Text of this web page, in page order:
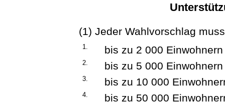
(1) Jeder Wahlvorschlag
1. bis zu 2 000
2. bis zu 5 000
3. bis zu 10 000
4. bis zu 50 000